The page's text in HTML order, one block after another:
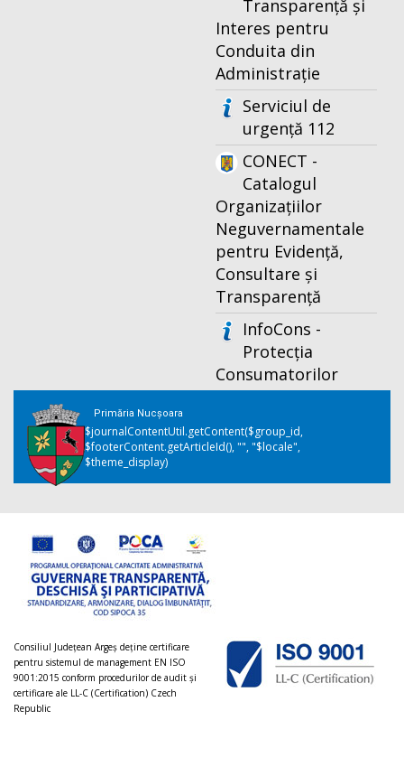
Transparență și
Interes pentru
Conduita din
Administrație
Serviciul de
urgență 112
CONECT -
Catalogul
Organizațiilor
Neguvernamentale
pentru Evidență,
Consultare și
Transparență
InfoCons -
Protecția
Consumatorilor
Primăria Nucșoara
$journalContentUtil.getContent($group_id,
$footerContent.getArticleId(), "", "$locale",
$theme_display)
Consiliul Judeţean Argeș deţine certificare
pentru sistemul de management EN ISO
9001:2015 conform procedurilor de audit şi
certificare ale LL-C (Certification) Czech
Republic